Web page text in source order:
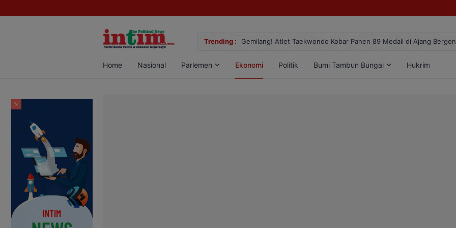
Trending :
Sabu di Pangkalan Bun, Dua Pelaku Diamankan Gemilang! Atlet Taekwondo Kobar Panen 89 Medali di Ajang
Home Nasional Parlemen Ekonomi Politik Bumi Tambun Bungai Hukrim